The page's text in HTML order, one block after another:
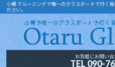
小樽 クルージングで唯一のグラスボートで行く
ださい。
お気軽にお問い
TEL 090-